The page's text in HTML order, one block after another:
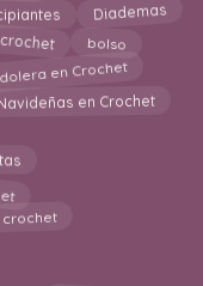
Diademas
bolso
en Crochet
en Crochet